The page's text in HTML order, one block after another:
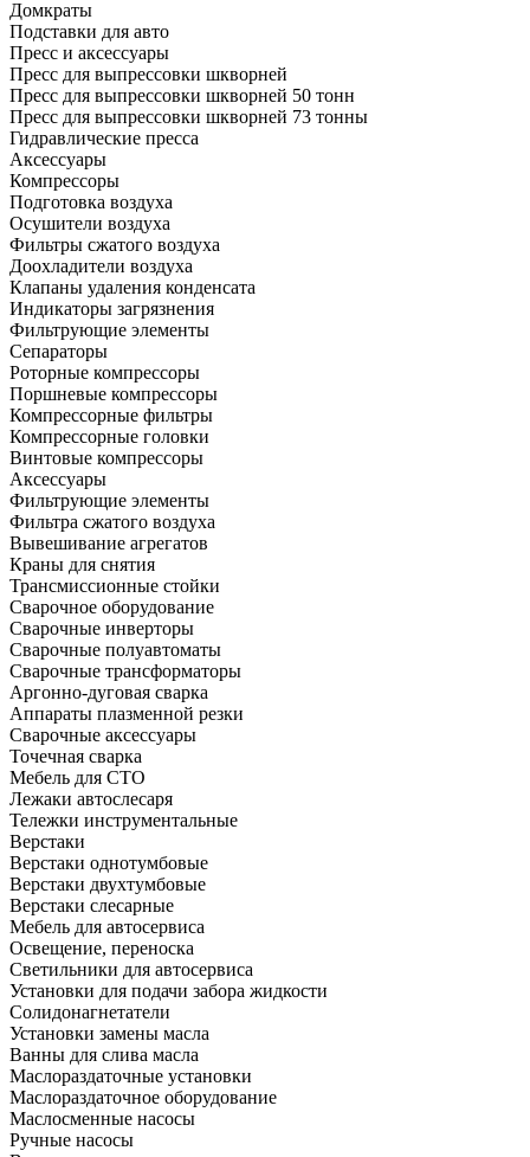
Домкраты
Подставки для авто
Пресс и аксессуары
Пресс для выпрессовки шкворней
Пресс для выпрессовки шкворней 50 тонн
Пресс для выпрессовки шкворней 73 тонны
Гидравлические пресса
Аксессуары
Компрессоры
Подготовка воздуха
Осушители воздуха
Фильтры сжатого воздуха
Доохладители воздуха
Клапаны удаления конденсата
Индикаторы загрязнения
Фильтрующие элементы
Сепараторы
Роторные компрессоры
Поршневые компрессоры
Компрессорные фильтры
Компрессорные головки
Винтовые компрессоры
Аксессуары
Фильтрующие элементы
Фильтра сжатого воздуха
Вывешивание агрегатов
Краны для снятия
Трансмиссионные стойки
Сварочное оборудование
Сварочные инверторы
Сварочные полуавтоматы
Сварочные трансформаторы
Аргонно-дуговая сварка
Аппараты плазменной резки
Сварочные аксессуары
Точечная сварка
Мебель для СТО
Лежаки автослесаря
Тележки инструментальные
Верстаки
Верстаки однотумбовые
Верстаки двухтумбовые
Верстаки слесарные
Мебель для автосервиса
Освещение, переноска
Светильники для автосервиса
Установки для подачи забора жидкости
Солидонагнетатели
Установки замены масла
Ванны для слива масла
Маслораздаточные установки
Маслораздаточное оборудование
Маслосменные насосы
Ручные насосы